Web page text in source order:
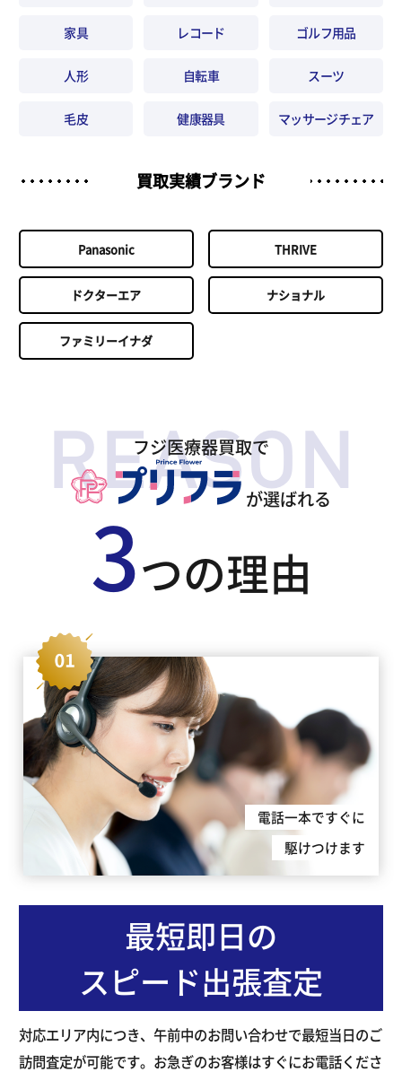
家具 レコード ゴルフ用品
人形 自転車 スーツ
毛皮 健康器具 マッサージチェア
買取実績ブランド
Panasonic THRIVE
ドクターエア ナショナル
ファミリーイナダ
フジ医療器買取で
が選ばれる
3つの理由
電話一本ですぐに
駆けつけます
最短即日の
スピード出張査定
対応エリア内につき、午前中のお問い合わせで最短当日のご
訪問査定が可能です。お急ぎのお客様はすぐにお電話くださ